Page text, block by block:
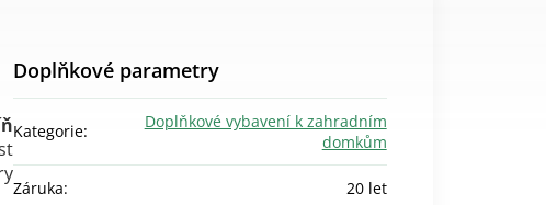
Doplňkové parametry
Kategorie:
Doplňkové vybavení k zahradním
domkům
Záruka: 20 let